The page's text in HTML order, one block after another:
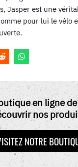
Jasper est une
pour lui le vélo
R
D
I
T
T
S
A
P
P
en ligne
nos
NOTRE